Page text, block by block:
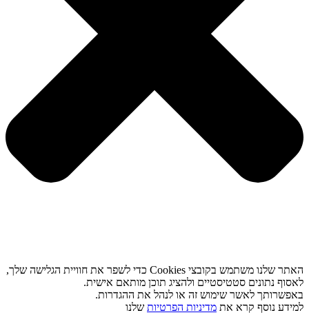
האתר שלנו משתמש בקובצי Cookies כדי לשפר את חוויית הגלישה שלך,
לאסוף נתונים סטטיסטיים ולהציג תוכן מותאם אישית.
באפשרותך לאשר שימוש זה או לנהל את ההגדרות.
למידע נוסף קרא את מדיניות הפרטיות שלנו